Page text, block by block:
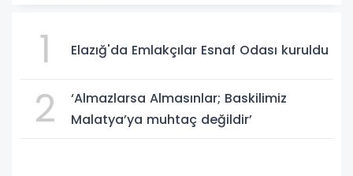
1 Elazığ'da Emlakçılar Esnaf Odası kuruldu
2
‘Almazlarsa Almasınlar; Baskilimiz
Malatya’ya muhtaç değildir’